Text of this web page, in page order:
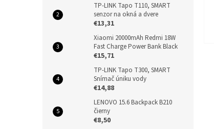
TP-LINK Tapo T110, SMART
senzor na okná a dvere
€13,31
Xiaomi 20000mAh Redmi 18W
Fast Charge Power Bank Black
€15,71
TP-LINK Tapo T300, SMART
Snímač úniku vody
€14,88
LENOVO 15.6 Backpack B210
čierny
€8,50